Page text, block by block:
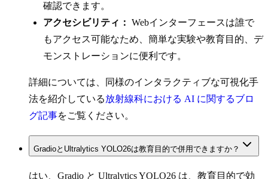
確認できます。
アクセシビリティ： Webインターフェースは誰で
もアクセス可能なため、簡単な実験や教育目的、デ
モンストレーションに便利です。
詳細については、同様のインタラクティブな可視化手
法を紹介している放射線科における AI に関するブロ
グ記事をご覧ください。
GradioとUltralytics YOLO26は教育目的で併用できますか？
はい、Gradio と Ultralytics YOLO26 は、教育目的で効